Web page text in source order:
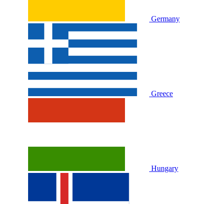
Germany
Greece
Hungary